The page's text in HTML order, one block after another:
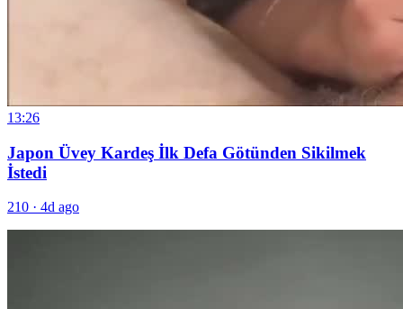
13:26
Japon Üvey Kardeş İlk Defa Götünden Sikilmek
İstedi
210 · 4d ago